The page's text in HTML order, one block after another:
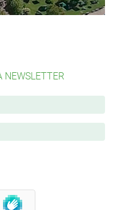
NEWSLETTER